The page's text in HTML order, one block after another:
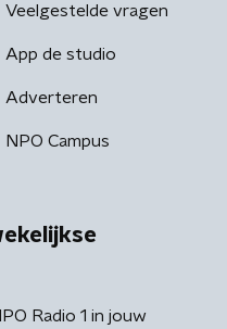
Veelgestelde vragen
App de studio
Adverteren
NPO Campus
Radio 1 in jouw